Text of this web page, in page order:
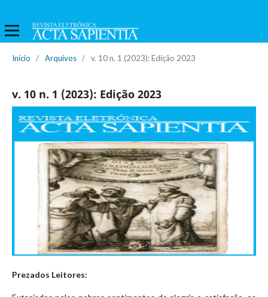
Início / Arquivos / v. 10 n. 1 (2023): Edição 2023
v. 10 n. 1 (2023): Edição 2023
Prezados Leitores: